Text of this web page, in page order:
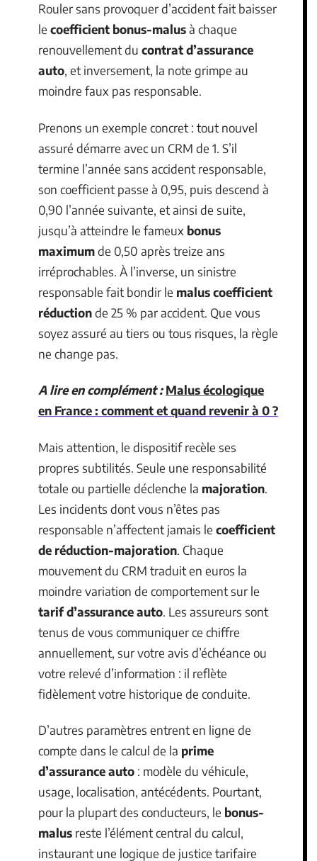
Rouler sans provoquer d’accident fait baisser
le coefficient bonus-malusà chaque
renouvellement du contrat d’assurance
auto, et inversement, la note grimpe au
moindre faux pas responsable.
Prenons un exemple concret : tout nouvel
assuré démarre avec un CRM de 1. S’il
termine l’année sans accident responsable,
son coefficient passe à 0,95, puis descend à
0,90 l’année suivante, et ainsi de suite,
jusqu’à atteindre le fameux bonus
maximumde 0,50 après treize ans
irréprochables. À l’inverse, un sinistre
responsable fait bondir le malus coefficient
réductionde 25 % par accident. Que vous
soyez assuré au tiers ou tous risques, la règle
ne change pas.
A lire en complément : Malus écologique
en France : comment et quand revenir à 0 ?
Mais attention, le dispositif recèle ses
propres subtilités. Seule une responsabilité
totale ou partielle déclenche la majoration.
Les incidents dont vous n’êtes pas
responsable n’affectent jamais le coefficient
de réduction-majoration. Chaque
mouvement du CRM traduit en euros la
moindre variation de comportement sur le
tarif d’assurance auto. Les assureurs sont
tenus de vous communiquer ce chiffre
annuellement, sur votre avis d’échéance ou
votre relevé d’information : il reflète
fidèlement votre historique de conduite.
D’autres paramètres entrent en ligne de
compte dans le calcul de la prime
d’assurance auto : modèle du véhicule,
usage, localisation, antécédents. Pourtant,
pour la plupart des conducteurs, le bonus-
malus reste l’élément central du calcul,
instaurant une logique de justice tarifaire